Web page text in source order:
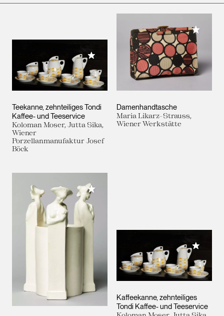
Teekanne, zehnteiliges Tondi
Kaffee- und Teeservice
Koloman Moser, Jutta Sika,
Wiener
Porzellanmanufaktur Josef
Böck
Meiner Sammlung hinzufügen
Damenhandtasche
Maria Likarz-Strauss,
Wiener Werkstätte
Meiner
Meiner Sammlung hinzufügen
Kaffeekanne, zehnteiliges
Tondi Kaffee- und Teeservice
Meiner